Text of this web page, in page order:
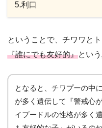
5.利口
ということで、チワワと
『誰にでも友好的』とい
となると、チワプーの中
が多く遺伝して『警戒心
イプードルの性格が多く